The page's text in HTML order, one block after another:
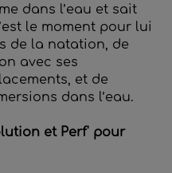
dans l’eau et sait
le moment pour lui
de la natation, de
avec ses
et de
dans l’eau.
et Perf' pour